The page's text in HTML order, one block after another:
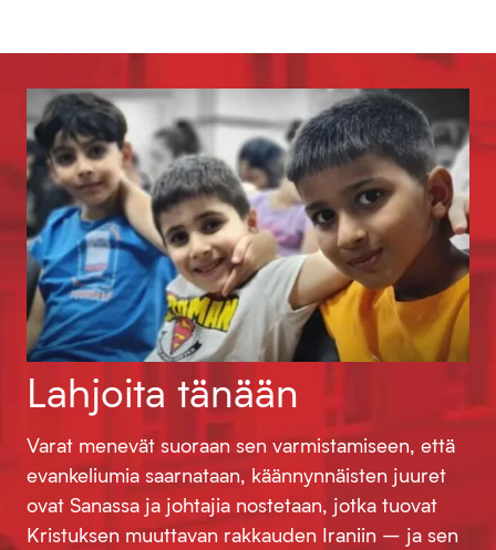
Lahjoita tänään
Varat menevät suoraan sen varmistamiseen, että
evankeliumia saarnataan, käännynnäisten juuret
ovat Sanassa ja johtajia nostetaan, jotka tuovat
Kristuksen muuttavan rakkauden Iraniin – ja sen